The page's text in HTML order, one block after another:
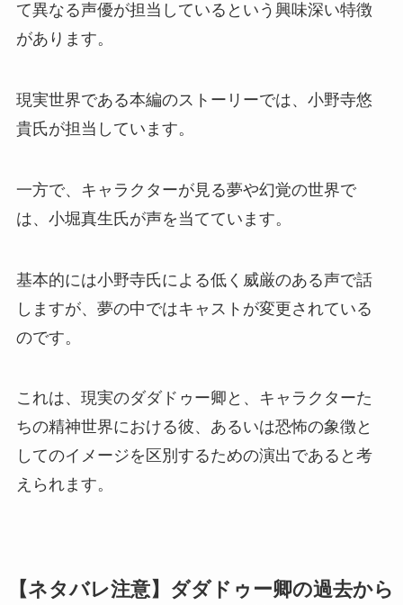
て異なる声優が担当しているという興味深い特徴
があります。
現実世界である本編のストーリーでは、小野寺悠
貴氏が担当しています。
一方で、キャラクターが見る夢や幻覚の世界で
は、小堀真生氏が声を当てています。
基本的には小野寺氏による低く威厳のある声で話
しますが、夢の中ではキャストが変更されている
のです。
これは、現実のダダドゥー卿と、キャラクターた
ちの精神世界における彼、あるいは恐怖の象徴と
してのイメージを区別するための演出であると考
えられます。
【ネタバレ注意】ダダドゥー卿の過去から